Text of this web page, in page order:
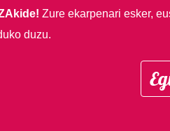
Zure ekarpenari esker,
duzu.